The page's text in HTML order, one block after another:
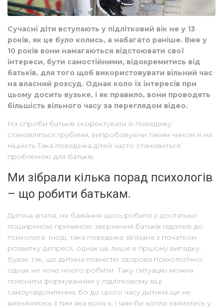
Сучасні діти вступають у підлітковий вік не у 13
років, як це було колись, а набагато раніше. Вже у
10 років вони намагаються відстоювати свої
інтереси, бути самостійними, відокремитись від
батьків, для того щоб використовувати вільний час
на власний розсуд. Однак коло їх інтересів при
цьому досить вузьке, і як правило, вони проводять
більшість вільного часу за переглядом відео.
На спроби батьків скоректувати їх поведінку
становляться грубими, випробовуючи таким чином їх на
міцність.Така поведінка дітей часто становиться
проблемою для батьків.
Ми зібрали кілька порад психологів
– що робити батькам.
Дитяча апатія, не бажання щось робити є достатньо
поширеною причиною звернення батьків підлітків до
психолога. Іноді, така поведінка зв’язана з початком
розвитку депресії, однак це лише в гіршому випадку.
Буває так, що дитина повністю здорова психологічно,
однак не хоче нічого робити. Таку ситуацію можна
пояснити формуванням у підлітковому віці
самоусвідомлення, бо до цього часу дитина ще не
визначилась з тим яка вона є, і чим би хотіла займатись у